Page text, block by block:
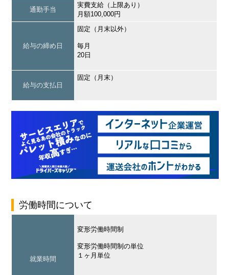
通勤手当
実費支給（上限あり）
月額100,000円
給与の締め日
固定（月末以外）
毎月
20日
給与の支払日
固定（月末）
労働時間について
就業時間
変形労働時間制
変形労働時間制の単位
１ヶ月単位